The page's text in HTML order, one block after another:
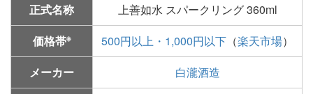
正式名称
上善如水 スパークリング 360ml
価格帯※ 500円以上・1,000円以下 （楽天市場）
メーカー
白瀧酒造